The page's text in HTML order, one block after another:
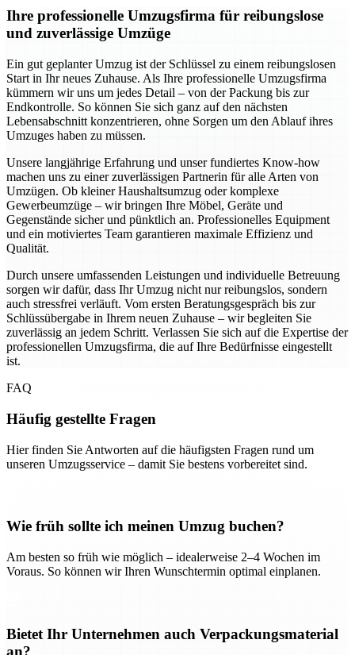
Ihre professionelle Umzugsfirma für reibungslose
und zuverlässige Umzüge
Ein gut geplanter Umzug ist der Schlüssel zu einem reibungslosen
Start in Ihr neues Zuhause. Als Ihre professionelle Umzugsfirma
kümmern wir uns um jedes Detail – von der Packung bis zur
Endkontrolle. So können Sie sich ganz auf den nächsten
Lebensabschnitt konzentrieren, ohne Sorgen um den Ablauf ihres
Umzuges haben zu müssen.
Unsere langjährige Erfahrung und unser fundiertes Know-how
machen uns zu einer zuverlässigen Partnerin für alle Arten von
Umzügen. Ob kleiner Haushaltsumzug oder komplexe
Gewerbeumzüge – wir bringen Ihre Möbel, Geräte und
Gegenstände sicher und pünktlich an. Professionelles Equipment
und ein motiviertes Team garantieren maximale Effizienz und
Qualität.
Durch unsere umfassenden Leistungen und individuelle Betreuung
sorgen wir dafür, dass Ihr Umzug nicht nur reibungslos, sondern
auch stressfrei verläuft. Vom ersten Beratungsgespräch bis zur
Schlüssübergabe in Ihrem neuen Zuhause – wir begleiten Sie
zuverlässig an jedem Schritt. Verlassen Sie sich auf die Expertise der
professionellen Umzugsfirma, die auf Ihre Bedürfnisse eingestellt
ist.
FAQ
Häufig gestellte Fragen
Hier finden Sie Antworten auf die häufigsten Fragen rund um
unseren Umzugsservice – damit Sie bestens vorbereitet sind.
Wie früh sollte ich meinen Umzug buchen?
Am besten so früh wie möglich – idealerweise 2–4 Wochen im
Voraus. So können wir Ihren Wunschtermin optimal einplanen.
Bietet Ihr Unternehmen auch Verpackungsmaterial
an?